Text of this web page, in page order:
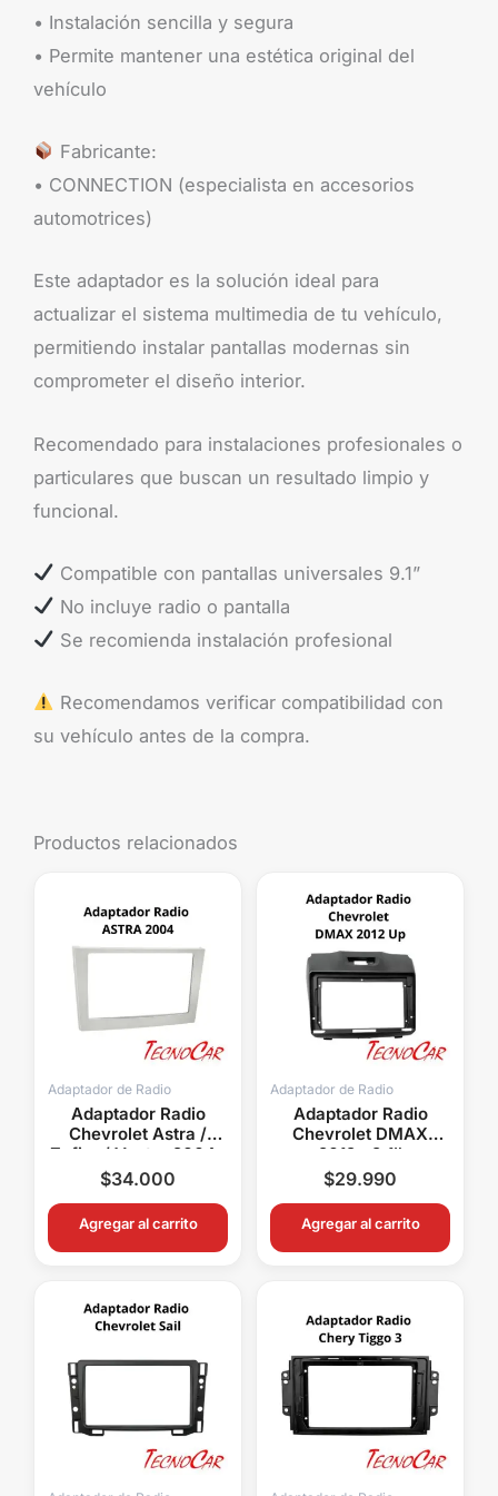
• Instalación sencilla y segura
• Permite mantener una estética original del
vehículo
Fabricante:
• CONNECTION (especialista en accesorios
automotrices)
Este adaptador es la solución ideal para
actualizar el sistema multimedia de tu vehículo,
permitiendo instalar pantallas modernas sin
comprometer el diseño interior.
Recomendado para instalaciones profesionales o
particulares que buscan un resultado limpio y
funcional.
Compatible con pantallas universales 9.1”
No incluye radio o pantalla
Se recomienda instalación profesional
Recomendamos verificar compatibilidad con
su vehículo antes de la compra.
Productos relacionados
Adaptador de Radio
Adaptador Radio
Chevrolet Astra /
Zafira / Vectra 2004+
Metra ACHP009
$34.000
Agregar al carrito
Adaptador de Radio
Adaptador Radio
Chevrolet DMAX
2012+ 9.1″
Connection ACH-012N
$29.990
Agregar al carrito